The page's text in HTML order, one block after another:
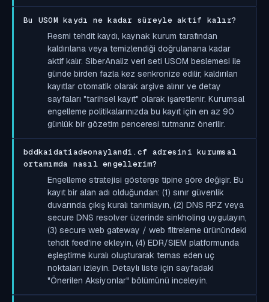
Bu USOM kaydı ne kadar süreyle aktif kalır?
Resmi tehdit kaydı, kaynak kurum tarafından
kaldırılana veya temizlendiği doğrulanana kadar
aktif kalır. SiberAnaliz veri seti USOM beslemesi ile
günde birden fazla kez senkronize edilir; kaldırılan
kayıtlar otomatik olarak arşive alınır ve detay
sayfaları "tarihsel kayıt" olarak işaretlenir. Kurumsal
engelleme politikalarınızda bu kayıt için en az 90
günlük bir gözetim penceresi tutmanız önerilir.
bddkaidatiadeonaylandi.cf adresini kurumsal
ortamımda nasıl engellerim?
Engelleme stratejisi gösterge tipine göre değişir. Bu
kayıt bir alan adı olduğundan: (1) sınır güvenlik
duvarında çıkış kuralı tanımlayın, (2) DNS RPZ veya
secure DNS resolver üzerinde sinkholing uygulayın,
(3) secure web gateway / web filtreleme ürünündeki
tehdit feed'ine ekleyin, (4) EDR/SIEM platformunda
eşleştirme kuralı oluşturarak temas eden uç
noktaları izleyin. Detaylı liste için sayfadaki
"Önerilen Aksiyonlar" bölümünü inceleyin.